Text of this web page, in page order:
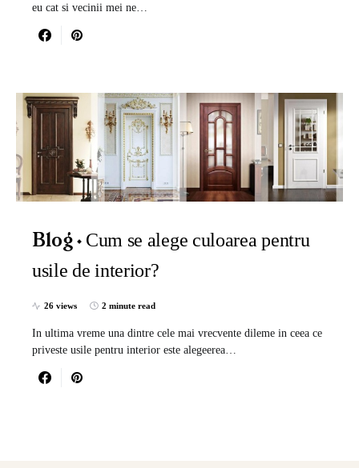
eu cat si vecinii mei ne…
Blog
Cum se alege culoarea pentru
usile de interior?
26 views 2 minute read
In ultima vreme una dintre cele mai vrecvente dileme in ceea ce
priveste usile pentru interior este alegeerea…